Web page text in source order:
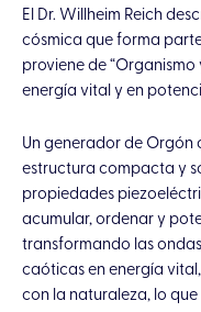
El Dr. Willheim Reich
cósmica que forma
proviene de
energía vital y en
Un generador de Orgón
estructura compacta y
propiedades
acumular, ordenar y
transformando las
caóticas en energía
con la naturaleza, lo